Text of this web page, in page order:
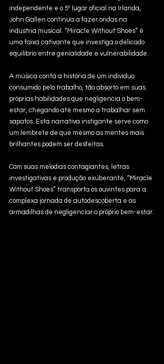
independente e o 5º lugar oficial na Irlanda,
John Gallen continua a fazer ondas na
indústria musical. “Miracle Without Shoes” é
uma faixa cativante que investiga o delicado
equilíbrio entre genialidade e vulnerabilidade.
A música conta a história de um indivíduo
consumido pelo trabalho, tão absorto em suas
próprias habilidades que negligencia o bem-
estar, chegando até mesmo a trabalhar sem
sapatos. Esta narrativa instigante serve como
um lembrete de que mesmo as mentes mais
brilhantes podem ser desfeitas.
Com suas melodias contagiantes, letras
investigativas e produção exuberante, “Miracle
Without Shoes” transporta os ouvintes para a
complexa jornada de autodescoberta e as
armadilhas de negligenciar o próprio bem-estar.